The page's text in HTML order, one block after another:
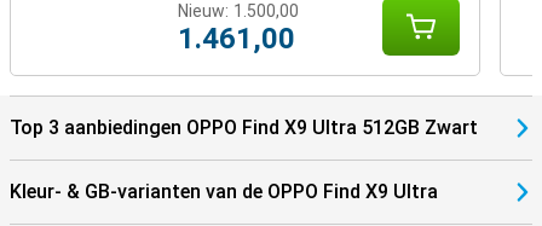
Nieuw: 1.500,00
1.461,00
Top 3 aanbiedingen OPPO Find X9 Ultra 512GB Zwart
Kleur- & GB-varianten van de OPPO Find X9 Ultra